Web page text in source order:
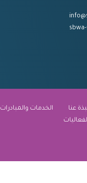
عنا الخدمات والمبادرات